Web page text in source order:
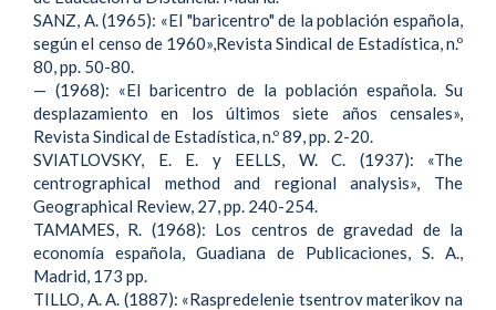
SANZ, A. (1965): «El "baricentro" de la población española,
según el censo de 1960»,Revista Sindical de Estadística, n.º
80, pp. 50-80.
— (1968): «El baricentro de la población española. Su
desplazamiento en los últimos siete años censales»,
Revista Sindical de Estadística, n.º 89, pp. 2-20.
SVIATLOVSKY, E. E. y EELLS, W. C. (1937): «The
centrographical method and regional analysis», The
Geographical Review, 27, pp. 240-254.
TAMAMES, R. (1968): Los centros de gravedad de la
economía española, Guadiana de Publicaciones, S. A.,
Madrid, 173 pp.
TILLO, A. A. (1887): «Raspredelenie tsentrov materikov na